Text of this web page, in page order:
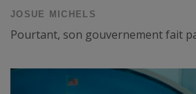
JOSUE MICHELS
Pourtant, son gouvernement fait